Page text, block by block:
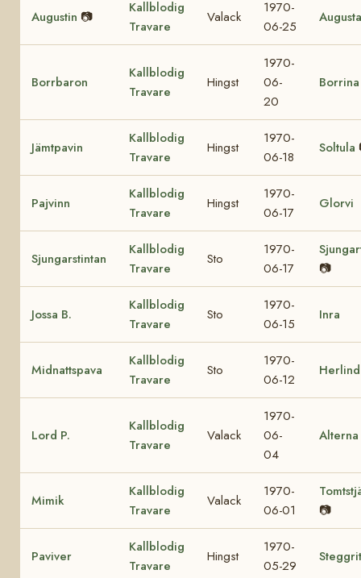
Augustin 📷
Kallblodig
Travare
Valack
1970-
06-25
Augusta
Borrbaron
Kallblodig
Travare
Hingst
1970-
06-
20
Borrina
Jämtpavin
Kallblodig
Travare
Hingst
1970-
06-18
Soltula
Pajvinn
Kallblodig
Travare
Hingst
1970-
06-17
Glorvi
Sjungarstintan
Kallblodig
Travare
Sto
1970-
06-17
📷
Jossa B.
Kallblodig
Travare
Sto
1970-
06-15
Inra
Midnattspava
Kallblodig
Travare
Sto
1970-
06-12
Lord P.
Kallblodig
Travare
Valack
1970-
06-
04
Alterna
Mimik
Kallblodig
Travare
Valack
1970-
06-01
📷
Paviver
Kallblodig
Travare
Hingst
1970-
05-29